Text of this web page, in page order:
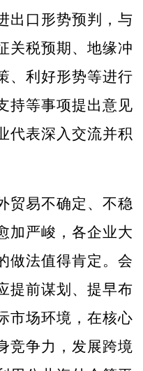
出口形势预判，与
关税预期、地缘冲
、利好形势等进行
持等事项提出意见
代表深入交流并积
易不确定、不稳
加严峻，各企业大
做法值得肯定。会
提前谋划、提早布
市场环境，在核心
竞争力，发展跨境